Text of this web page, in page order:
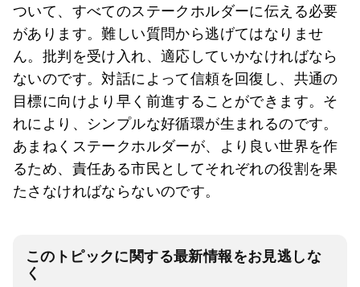
ついて、すべてのステークホルダーに伝える必要
があります。難しい質問から逃げてはなりませ
ん。批判を受け入れ、適応していかなければなら
ないのです。対話によって信頼を回復し、共通の
目標に向けより早く前進することができます。そ
れにより、シンプルな好循環が生まれるのです。
あまねくステークホルダーが、より良い世界を作
るため、責任ある市民としてそれぞれの役割を果
たさなければならないのです。
このトピックに関する最新情報をお見逃しな
く